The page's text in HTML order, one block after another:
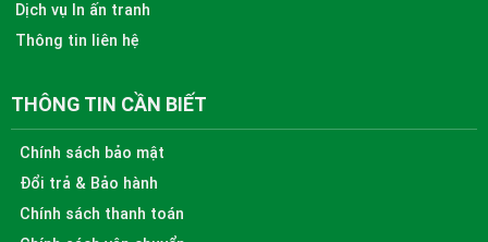
Dịch vụ In ấn tranh
Thông tin liên hệ
THÔNG TIN CẦN BIẾT
Chính sách bảo mật
Đổi trả & Bảo hành
Chính sách thanh toán